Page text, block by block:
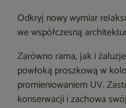
Odkryj nowy wymiar
we współczesną
Zarówno rama, jak i
powłoką proszkową w
promieniowaniem UV.
konserwacji i zachowa